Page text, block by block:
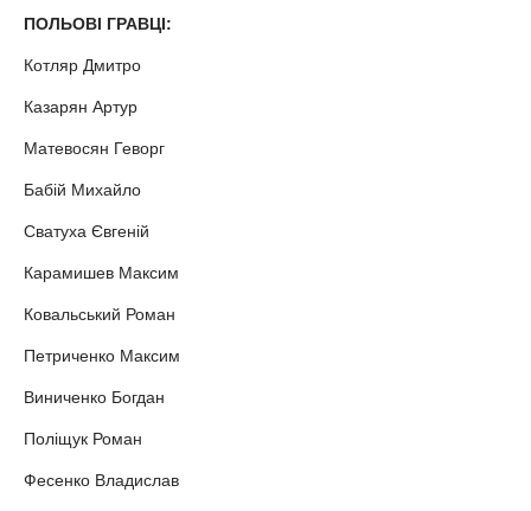
ПОЛЬОВІ ГРАВЦІ:
Котляр Дмитро
Казарян Артур
Матевосян Геворг
Бабій Михайло
Сватуха Євгеній
Карамишев Максим
Ковальський Роман
Петриченко Максим
Виниченко Богдан
Поліщук Роман
Фесенко Владислав